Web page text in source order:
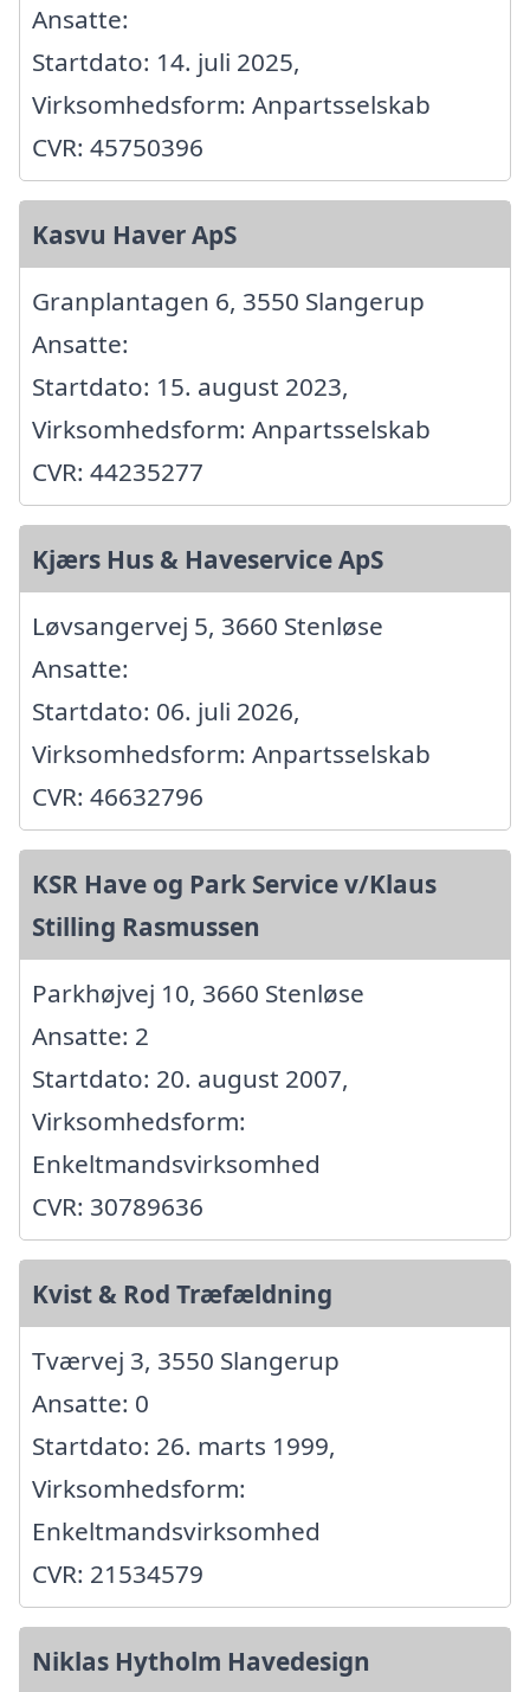
Ansatte:
Startdato: 14. juli 2025,
Virksomhedsform: Anpartsselskab
CVR: 45750396
Kasvu Haver ApS
Granplantagen 6, 3550 Slangerup
Ansatte:
Startdato: 15. august 2023,
Virksomhedsform: Anpartsselskab
CVR: 44235277
Kjærs Hus & Haveservice ApS
Løvsangervej 5, 3660 Stenløse
Ansatte:
Startdato: 06. juli 2026,
Virksomhedsform: Anpartsselskab
CVR: 46632796
KSR Have og Park Service v/Klaus
Stilling Rasmussen
Parkhøjvej 10, 3660 Stenløse
Ansatte: 2
Startdato: 20. august 2007,
Virksomhedsform:
Enkeltmandsvirksomhed
CVR: 30789636
Kvist & Rod Træfældning
Tværvej 3, 3550 Slangerup
Ansatte: 0
Startdato: 26. marts 1999,
Virksomhedsform:
Enkeltmandsvirksomhed
CVR: 21534579
Niklas Hytholm Havedesign